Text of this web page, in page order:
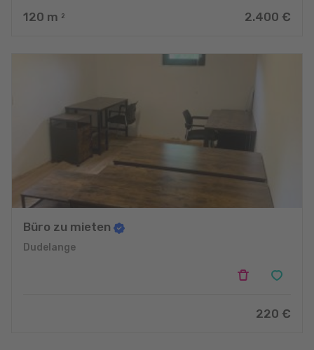
120 m 2 2.400 €
Büro zu mieten
Dudelange
220 €